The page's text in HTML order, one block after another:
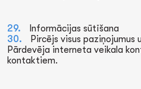
Informācijas sūtīšana
Pircējs visus paziņojumus
Pārdevēja interneta veikala
kontaktiem.